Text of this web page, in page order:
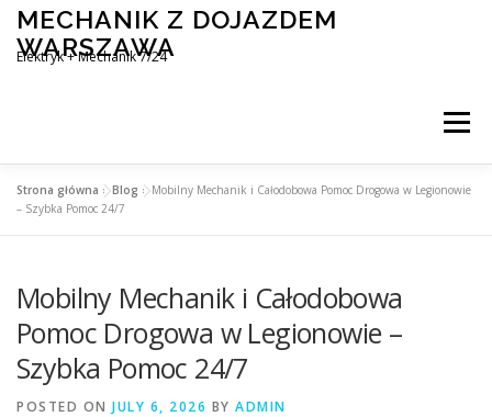
Skip
content
MECHANIK Z DOJAZDEM
WARSZAWA
Elektryk + Mechanik 7/24
Menu
MOBILNY MECHANIK WARSZAWA
ELEKTRYK SAMOCHODOWY BLOG
Strona główna »Blog »Mobilny Mechanik i Całodobowa Pomoc Drogowa w Legionowie
– Szybka Pomoc 24/7
Mobilny Mechanik i Całodobowa
Pomoc Drogowa w Legionowie –
Szybka Pomoc 24/7
POSTED ON JULY 6, 2026 BY ADMIN